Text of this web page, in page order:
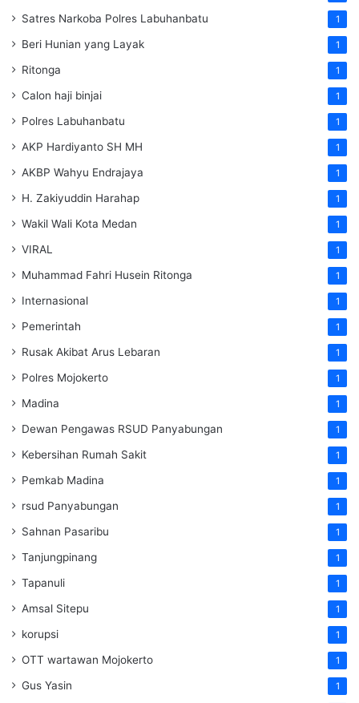
Satres Narkoba Polres Labuhanbatu 1
Beri Hunian yang Layak 1
Ritonga 1
Calon haji binjai 1
Polres Labuhanbatu 1
AKP Hardiyanto SH MH 1
AKBP Wahyu Endrajaya 1
H. Zakiyuddin Harahap 1
Wakil Wali Kota Medan 1
VIRAL 1
Muhammad Fahri Husein Ritonga 1
Internasional 1
Pemerintah 1
Rusak Akibat Arus Lebaran 1
Polres Mojokerto 1
Madina 1
Dewan Pengawas RSUD Panyabungan 1
Kebersihan Rumah Sakit 1
Pemkab Madina 1
rsud Panyabungan 1
Sahnan Pasaribu 1
Tanjungpinang 1
Tapanuli 1
Amsal Sitepu 1
korupsi 1
OTT wartawan Mojokerto 1
Gus Yasin 1